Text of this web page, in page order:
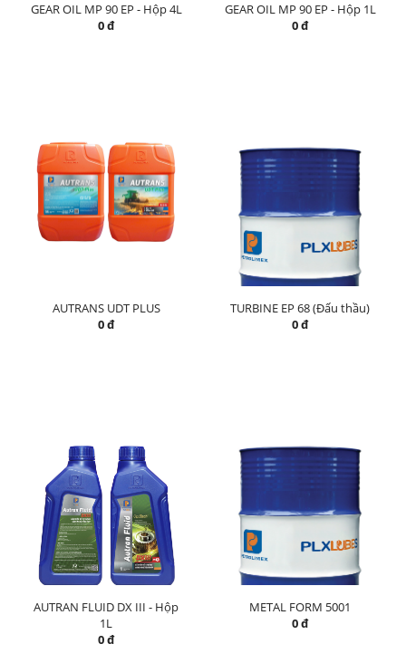
GEAR OIL MP 90 EP - Hộp 4L
0 đ
GEAR OIL MP 90 EP - Hộp 1L
0 đ
AUTRANS UDT PLUS
0 đ
TURBINE EP 68 (Đấu thầu)
0 đ
AUTRAN FLUID DX III - Hộp
1L
0 đ
METAL FORM 5001
0 đ